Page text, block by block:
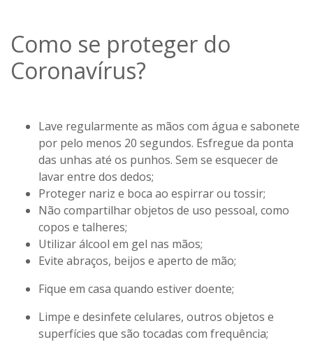
Como se proteger do
Coronavírus?
Lave regularmente as mãos com água e sabonete
por pelo menos 20 segundos. Esfregue da ponta
das unhas até os punhos. Sem se esquecer de
lavar entre dos dedos;
Proteger nariz e boca ao espirrar ou tossir;
Não compartilhar objetos de uso pessoal, como
copos e talheres;
Utilizar álcool em gel nas mãos;
Evite abraços, beijos e aperto de mão;
Fique em casa quando estiver doente;
Limpe e desinfete celulares, outros objetos e
superfícies que são tocadas com frequência;